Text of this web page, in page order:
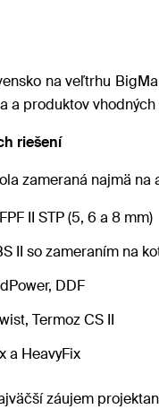
na veľtrhu
a produktov
riešení
zameraná najmä
II STP (5, 6 a 8 mm)
II so zameraním na
DDF
Termoz CS II
a HeavyFix
záujem